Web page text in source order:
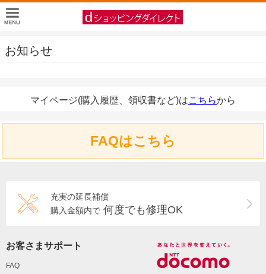
お知らせ
マイページ(購入履歴、領収書など)はこちらから
FAQはこちら
充実の延長補償
購入金額内で 何度でも修理OK
お客さまサポート
FAQ